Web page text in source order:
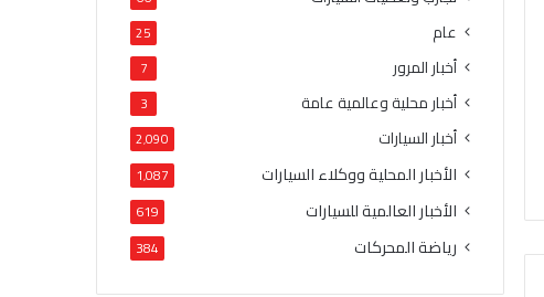
عام 25
أخبار المرور 7
أخبار محلية وعالمية عامة 3
أخبار السيارات 2٬090
الأخبار المحلية ووكلاء السيارات 1٬087
الأخبار العالمية للسيارات 619
رياضة المحركات 384